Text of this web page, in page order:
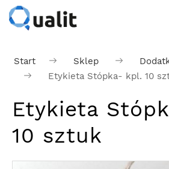
Start Sklep
Etykieta Stópka- kpl. 10
Etykieta
10 sztuk